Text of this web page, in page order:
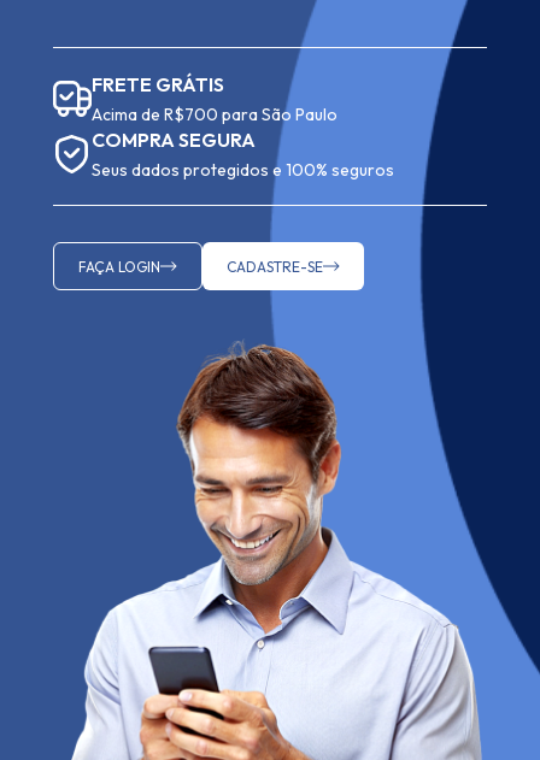
FRETE GRÁTIS
Acima de R$700 para São Paulo
COMPRA SEGURA
Seus dados protegidos e 100% seguros
FAÇA LOGIN CADASTRE-SE